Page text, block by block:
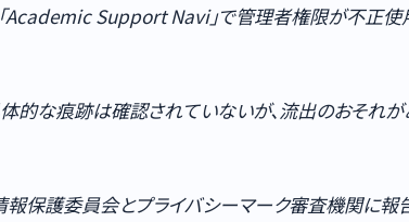
Academic Support Navi」で管理者権限が不正使
的な痕跡は確認されていないが、流出のおそれが
保護委員会とプライバシーマーク審査機関に報